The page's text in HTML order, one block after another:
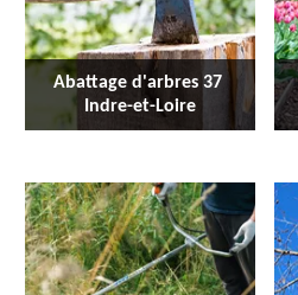
Abattage d'arbres 37
Indre-et-Loire